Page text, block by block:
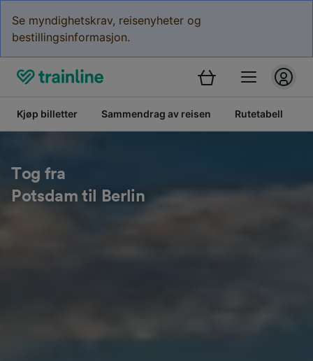
Se myndighetskrav, reisenyheter og
bestillingsinformasjon.
Kjøp billetter Sammendrag av reisen Rutetabell
Tog fra
Potsdam til Berlin